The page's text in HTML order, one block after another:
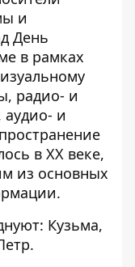
и
День
в рамках
радио- и
и
в ХХ веке,
из основных
Кузьма,